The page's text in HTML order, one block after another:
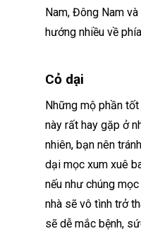
Nam, Đông Nam
hướng nhiều về
Cỏ dại
Những mộ phần
này rất hay gặp ở
nhiên, bạn nên
dại mọc xum xuê
nếu như chúng
nhà sẽ vô tình trở
sẽ dễ mắc bệnh,